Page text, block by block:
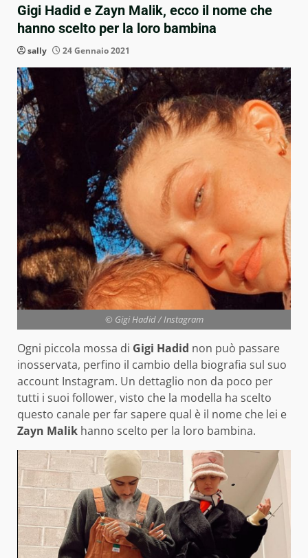
Gigi Hadid e Zayn Malik, ecco il nome che
hanno scelto per la loro bambina
sally 24 Gennaio 2021
© Gigi Hadid / Instagram
Ogni piccola mossa di Gigi Hadid non può passare
inosservata, perfino il cambio della biografia sul suo
account Instagram. Un dettaglio non da poco per
tutti i suoi follower, visto che la modella ha scelto
questo canale per far sapere qual è il nome che lei e
Zayn Malik hanno scelto per la loro bambina.